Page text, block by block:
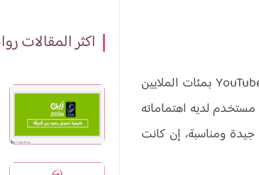
يعد موقع يوتيوب ثاني أكبر موقع على مستوى العالم بعد جوجل، حيث تحظى منصة YouTube بمئات الملايين
لديه اهتماماته
ومناسبة، إن كانت
اكثر المقالات